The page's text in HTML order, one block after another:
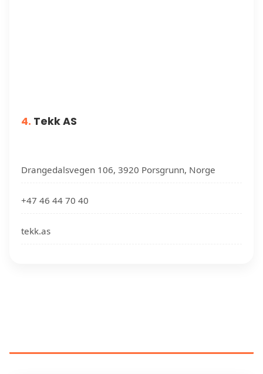
4. Tekk AS
Drangedalsvegen 106, 3920 Porsgrunn, Norge
+47 46 44 70 40
tekk.as